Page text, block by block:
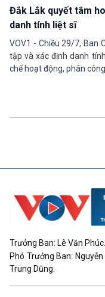
Đắk Lắk quyết tâm
danh tính liệt sĩ
VOV1 - Chiều 29/7, Ban
tập và xác định danh
chế hoạt động, phân
Trưởng Ban: Lê Văn Phúc.
Phó Trưởng Ban:
Trung Dũng.